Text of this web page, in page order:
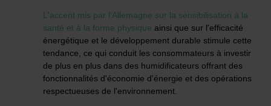
L'accent mis par l'Allemagne sur la sensibilisation à la
santé et à la forme physique ainsi que sur l'efficacité
énergétique et le développement durable stimule cette
tendance, ce qui conduit les consommateurs à investir
de plus en plus dans des humidificateurs offrant des
fonctionnalités d'économie d'énergie et des opérations
respectueuses de l'environnement.